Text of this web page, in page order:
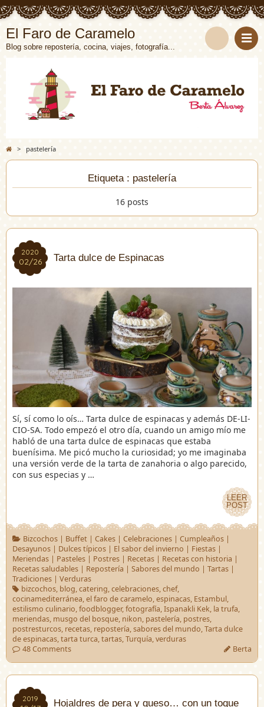
El Faro de Caramelo
Blog sobre repostería, cocina, viajes, fotografía...
> pastelería
Etiqueta : pastelería
16 posts
2020
02/26
2020
02/26 Tarta dulce de Espinacas
Sí, sí como lo oís… Tarta dulce de espinacas y además DE-LI-
CIO-SA. Todo empezó el otro día, cuando un amigo mío me
habló de una tarta dulce de espinacas que estaba
buenísima. Me picó mucho la curiosidad; yo me imaginaba
una versión verde de la tarta de zanahoria o algo parecido,
con sus especias y …
LEER
POST
LEER
POST
Bizcochos| Buffet| Cakes| Celebraciones| Cumpleaños|
Desayunos | Dulces típicos | El sabor del invierno | Fiestas |
Meriendas | Pasteles | Postres | Recetas | Recetas con historia |
Recetas saludables | Repostería | Sabores del mundo | Tartas |
Tradiciones | Verduras
bizcochos, blog,catering,celebraciones,chef,
cocinamediterránea,el faro de caramelo,espinacas, Estambul,
estilismo culinario,foodblogger,fotografía,Ispanakli Kek, la trufa,
meriendas, musgo del bosque, nikon, pastelería, postres,
postresturcos, recetas, repostería,sabores del mundo,Tarta dulce
de espinacas,tarta turca,tartas,Turquía,verduras
48 Comments
Berta
2019
2019
Hojaldres de pera y queso… con un toque